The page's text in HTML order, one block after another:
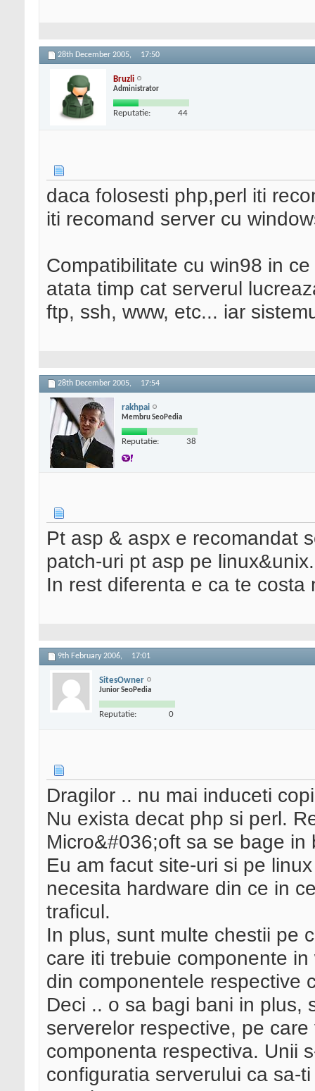
28th December 2005, 17:50
Bruzli
Administrator
Reputatie: 44
daca folosesti php,perl iti
iti recomand server cu
Compatibilitate cu win98 in
atata timp cat serverul
ftp, ssh, www, etc... iar
28th December 2005, 17:54
rakhpai
Membru SeoPedia
Reputatie: 38
Pt asp & aspx e recomandat
patch-uri pt asp pe
In rest diferenta e ca te costa
9th February 2006, 17:01
SitesOwner
Junior SeoPedia
Reputatie: 0
Dragilor .. nu mai induceti
Nu exista decat php si perl.
Micro&#036;oft sa se bage in
Eu am facut site-uri si pe
necesita hardware din ce in
traficul.
In plus, sunt multe chestii pe
care iti trebuie componente
din componentele respective
Deci .. o sa bagi bani in plus,
serverelor respective, pe
componenta respectiva. Unii
configuratia serverului ca sa-